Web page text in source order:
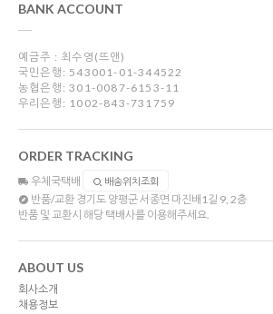
BANK ACCOUNT
예금주 : 최수영(뜨앤)
국민은행: 543001-01-344522
농협은행: 301-0087-6153-11
우리은행: 1002-843-731759
ORDER TRACKING
우체국택배 배송위치조회
반품/교환 경기도 양평군 서종면 마진배1길 9, 2층
반품 및 교환시 해당 택배사를 이용해주세요.
ABOUT US
회사소개
채용정보